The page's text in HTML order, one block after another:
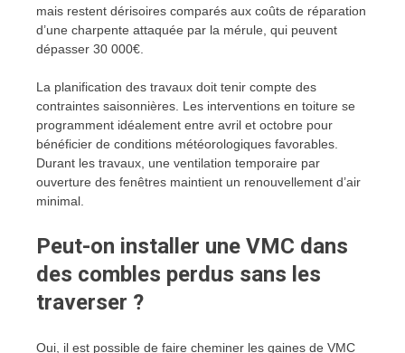
mais restent dérisoires comparés aux coûts de réparation
d’une charpente attaquée par la mérule, qui peuvent
dépasser 30 000€.
La planification des travaux doit tenir compte des
contraintes saisonnières. Les interventions en toiture se
programment idéalement entre avril et octobre pour
bénéficier de conditions météorologiques favorables.
Durant les travaux, une ventilation temporaire par
ouverture des fenêtres maintient un renouvellement d’air
minimal.
Peut-on installer une VMC dans
des combles perdus sans les
traverser ?
Oui, il est possible de faire cheminer les gaines de VMC